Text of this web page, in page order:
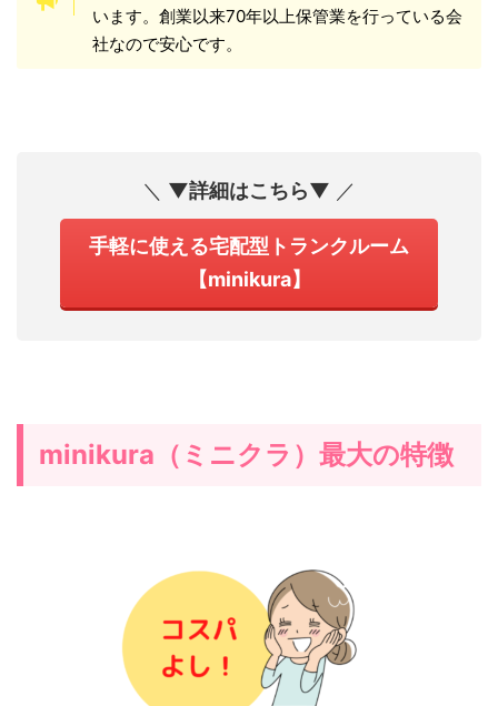
います。創業以来70年以上保管業を行っている会
社なので安心です。
＼ ▼詳細はこちら▼ ／
手軽に使える宅配型トランクルーム
【minikura】
minikura（ミニクラ）最大の特徴